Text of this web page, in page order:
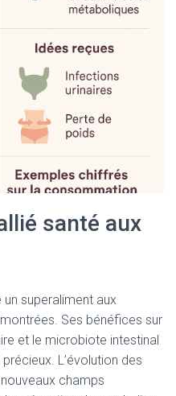
santé aux
superaliment aux
Ses bénéfices sur
et le microbiote intestinal
L’évolution des
champs